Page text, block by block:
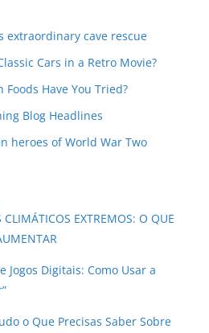
extraordinary cave rescue
Cars in a Retro Movie?
Have You Tried?
Blog Headlines
heroes of World War Two
CLIMÁTICOS EXTREMOS: O QUE
Jogos Digitais: Como Usar a
o Que Precisas Saber Sobre